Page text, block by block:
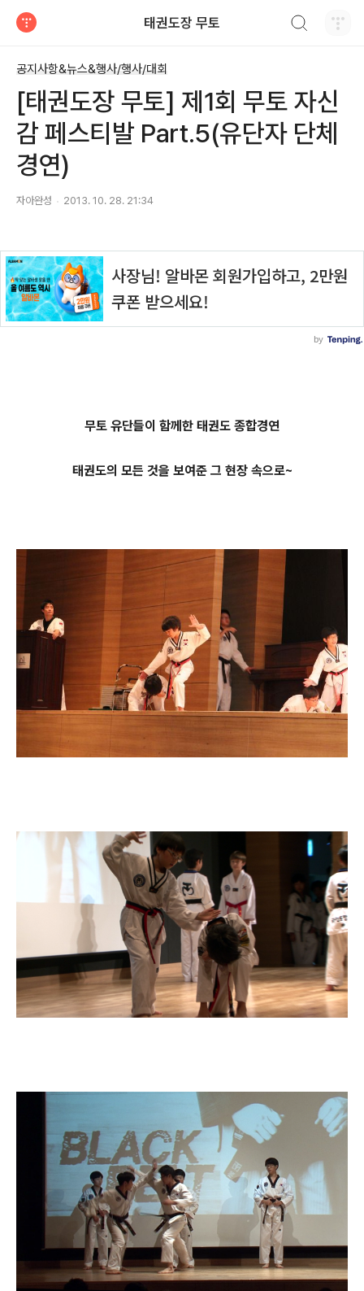
태권도장 무토
공지사항&뉴스&행사/행사/대회
[태권도장 무토] 제1회 무토 자신
감 페스티발 Part.5(유단자 단체
경연)
자아완성 2013. 10. 28. 21:34
무토 유단들이 함께한 태권도 종합경연
태권도의 모든 것을 보여준 그 현장 속으로~